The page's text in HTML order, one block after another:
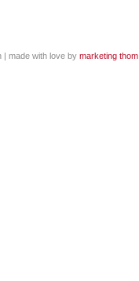
| made with love by marketing